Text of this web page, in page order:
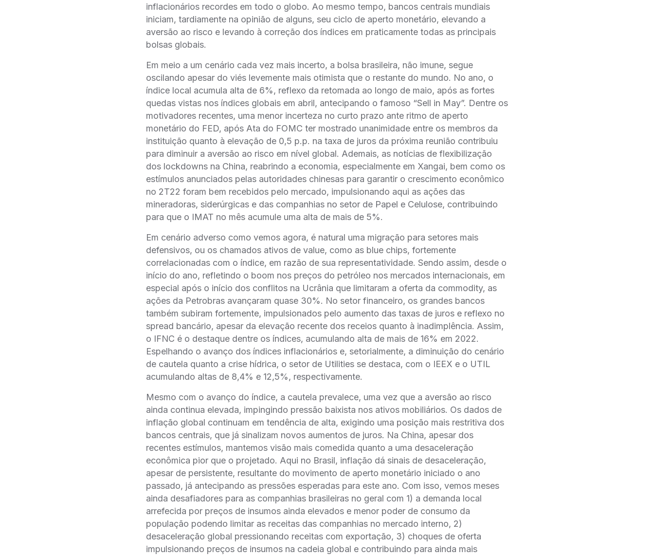
inflacionários recordes em todo o globo. Ao mesmo tempo, bancos centrais mundiais
iniciam, tardiamente na opinião de alguns, seu ciclo de aperto monetário, elevando a
aversão ao risco e levando à correção dos índices em praticamente todas as principais
bolsas globais.
Em meio a um cenário cada vez mais incerto, a bolsa brasileira, não imune, segue
oscilando apesar do viés levemente mais otimista que o restante do mundo. No ano, o
índice local acumula alta de 6%, reflexo da retomada ao longo de maio, após as fortes
quedas vistas nos índices globais em abril, antecipando o famoso “Sell in May”. Dentre os
motivadores recentes, uma menor incerteza no curto prazo ante ritmo de aperto
monetário do FED, após Ata do FOMC ter mostrado unanimidade entre os membros da
instituição quanto à elevação de 0,5 p.p. na taxa de juros da próxima reunião contribuiu
para diminuir a aversão ao risco em nível global. Ademais, as notícias de flexibilização
dos lockdowns na China, reabrindo a economia, especialmente em Xangai, bem como os
estímulos anunciados pelas autoridades chinesas para garantir o crescimento econômico
no 2T22 foram bem recebidos pelo mercado, impulsionando aqui as ações das
mineradoras, siderúrgicas e das companhias no setor de Papel e Celulose, contribuindo
para que o IMAT no mês acumule uma alta de mais de 5%.
Em cenário adverso como vemos agora, é natural uma migração para setores mais
defensivos, ou os chamados ativos de value, como as blue chips, fortemente
correlacionadas com o índice, em razão de sua representatividade. Sendo assim, desde o
início do ano, refletindo o boom nos preços do petróleo nos mercados internacionais, em
especial após o início dos conflitos na Ucrânia que limitaram a oferta da commodity, as
ações da Petrobras avançaram quase 30%. No setor financeiro, os grandes bancos
também subiram fortemente, impulsionados pelo aumento das taxas de juros e reflexo no
spread bancário, apesar da elevação recente dos receios quanto à inadimplência. Assim,
o IFNC é o destaque dentre os índices, acumulando alta de mais de 16% em 2022.
Espelhando o avanço dos índices inflacionários e, setorialmente, a diminuição do cenário
de cautela quanto a crise hídrica, o setor de Utilities se destaca, com o IEEX e o UTIL
acumulando altas de 8,4% e 12,5%, respectivamente.
Mesmo com o avanço do índice, a cautela prevalece, uma vez que a aversão ao risco
ainda continua elevada, impingindo pressão baixista nos ativos mobiliários. Os dados de
inflação global continuam em tendência de alta, exigindo uma posição mais restritiva dos
bancos centrais, que já sinalizam novos aumentos de juros. Na China, apesar dos
recentes estímulos, mantemos visão mais comedida quanto a uma desaceleração
econômica pior que o projetado. Aqui no Brasil, inflação dá sinais de desaceleração,
apesar de persistente, resultante do movimento de aperto monetário iniciado o ano
passado, já antecipando as pressões esperadas para este ano. Com isso, vemos meses
ainda desafiadores para as companhias brasileiras no geral com 1) a demanda local
arrefecida por preços de insumos ainda elevados e menor poder de consumo da
população podendo limitar as receitas das companhias no mercado interno, 2)
desaceleração global pressionando receitas com exportação, 3) choques de oferta
impulsionando preços de insumos na cadeia global e contribuindo para ainda mais